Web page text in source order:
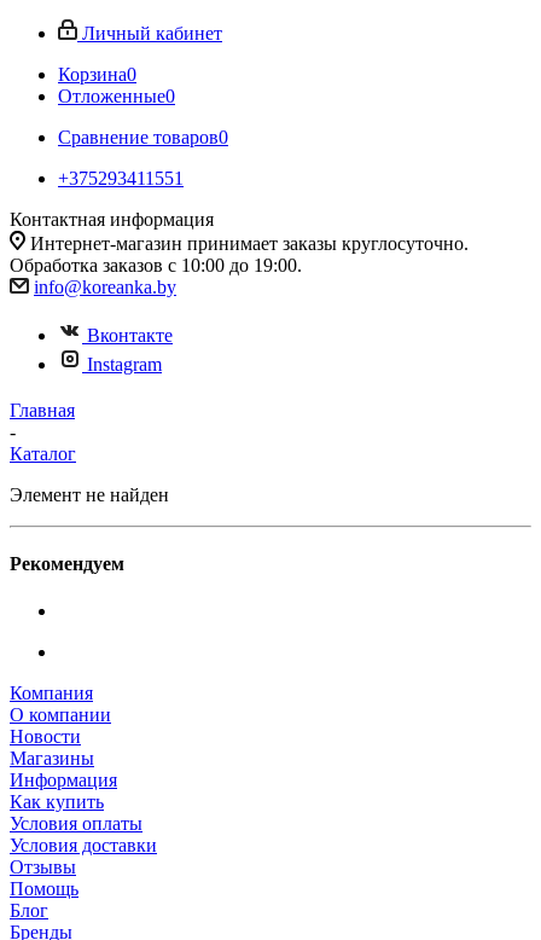
Личный кабинет
Корзина0
Отложенные0
Сравнение товаров0
+375293411551
Контактная информация
Интернет-магазин принимает заказы круглосуточно.
Обработка заказов с 10:00 до 19:00.
info@koreanka.by
Вконтакте
Instagram
Главная
-
Каталог
Элемент не найден
Рекомендуем
Компания
О компании
Новости
Магазины
Информация
Как купить
Условия оплаты
Условия доставки
Отзывы
Помощь
Блог
Бренды